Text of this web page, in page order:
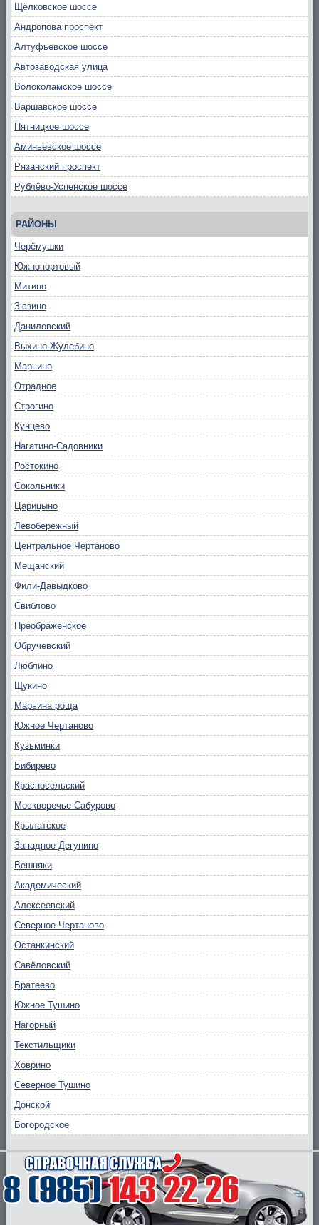
Щёлковское шоссе
Андропова проспект
Алтуфьевское шоссе
Автозаводская улица
Волоколамское шоссе
Варшавское шоссе
Пятницкое шоссе
Аминьевское шоссе
Рязанский проспект
Рублёво-Успенское шоссе
РАЙОНЫ
Черёмушки
Южнопортовый
Митино
Зюзино
Даниловский
Выхино-Жулебино
Марьино
Отрадное
Строгино
Кунцево
Нагатино-Садовники
Ростокино
Сокольники
Царицыно
Левобережный
Центральное Чертаново
Мещанский
Фили-Давыдково
Свиблово
Преображенское
Обручевский
Люблино
Щукино
Марьина роща
Южное Чертаново
Кузьминки
Бибирево
Красносельский
Москворечье-Сабурово
Крылатское
Западное Дегунино
Вешняки
Академический
Алексеевский
Северное Чертаново
Останкинский
Савёловский
Братеево
Южное Тушино
Нагорный
Текстильщики
Ховрино
Северное Тушино
Донской
Богородское